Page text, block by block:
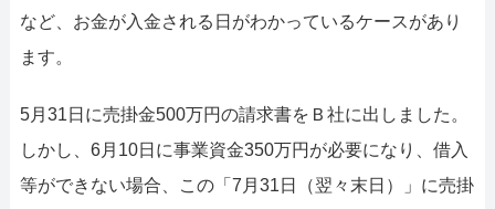
など、お金が入金される日がわかっているケースがあり
ます。
5月31日に売掛金500万円の請求書をＢ社に出しました。
しかし、6月10日に事業資金350万円が必要になり、借入
等ができない場合、この「7月31日（翌々末日）」に売掛